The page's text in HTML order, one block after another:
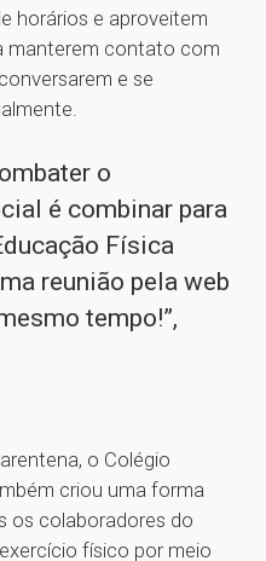
horários e aproveitem
manterem contato com
e se
o
é combinar para
Física
reunião pela web
tempo!”,
o Colégio
criou uma forma
os colaboradores do
físico por meio